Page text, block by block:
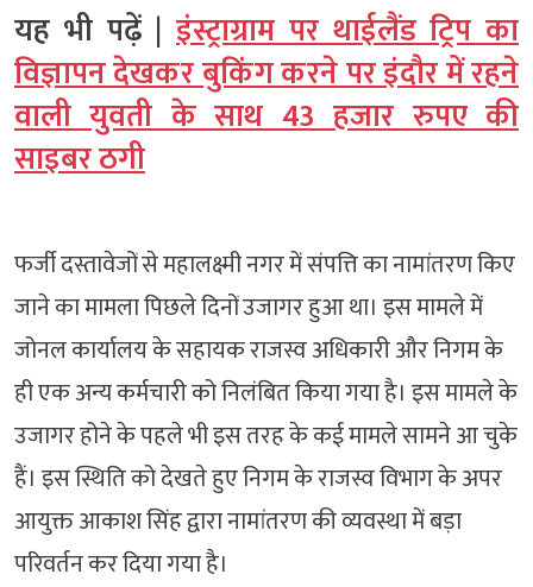
यह भी पढ़ें | इंस्ट्राग्राम पर थाईलैंड ट्रिप का
विज्ञापन देखकर बुकिंग करने पर इंदौर में रहने
वाली युवती के साथ 43 हजार रुपए की
साइबर ठगी
फर्जी दस्तावेजों से महालक्ष्मी नगर में संपत्ति का नामांतरण किए
जाने का मामला पिछले दिनों उजागर हुआ था। इस मामले में
जोनल कार्यालय के सहायक राजस्व अधिकारी और निगम के
ही एक अन्य कर्मचारी को निलंबित किया गया है। इस मामले के
उजागर होने के पहले भी इस तरह के कई मामले सामने आ चुके
हैं। इस स्थिति को देखते हुए निगम के राजस्व विभाग के अपर
आयुक्त आकाश सिंह द्वारा नामांतरण की व्यवस्था में बड़ा
परिवर्तन कर दिया गया है।